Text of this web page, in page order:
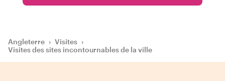
Angleterre › Visites ›
Visites des sites incontournables de la ville